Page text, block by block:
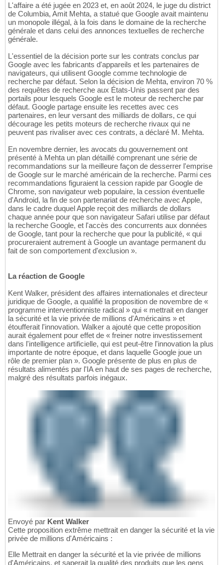
L'affaire a été jugée en 2023 et, en août 2024, le juge du district
de Columbia, Amit Mehta, a statué que Google avait maintenu
un monopole illégal, à la fois dans le domaine de la recherche
générale et dans celui des annonces textuelles de recherche
générale.
L'essentiel de la décision porte sur les contrats conclus par
Google avec les fabricants d'appareils et les partenaires de
navigateurs, qui utilisent Google comme technologie de
recherche par défaut. Selon la décision de Mehta, environ 70 %
des requêtes de recherche aux États-Unis passent par des
portails pour lesquels Google est le moteur de recherche par
défaut. Google partage ensuite les recettes avec ces
partenaires, en leur versant des milliards de dollars, ce qui
décourage les petits moteurs de recherche rivaux qui ne
peuvent pas rivaliser avec ces contrats, a déclaré M. Mehta.
En novembre dernier, les avocats du gouvernement ont
présenté à Mehta un plan détaillé comprenant une série de
recommandations sur la meilleure façon de desserrer l'emprise
de Google sur le marché américain de la recherche. Parmi ces
recommandations figuraient la cession rapide par Google de
Chrome, son navigateur web populaire, la cession éventuelle
d'Android, la fin de son partenariat de recherche avec Apple,
dans le cadre duquel Apple reçoit des milliards de dollars
chaque année pour que son navigateur Safari utilise par défaut
la recherche Google, et l'accès des concurrents aux données
de Google, tant pour la recherche que pour la publicité, « qui
procureraient autrement à Google un avantage permanent du
fait de son comportement d'exclusion ».
La réaction de Google
Kent Walker, président des affaires internationales et directeur
juridique de Google, a qualifié la proposition de novembre de «
programme interventionniste radical » qui « mettrait en danger
la sécurité et la vie privée de millions d'Américains » et
étoufferait l'innovation. Walker a ajouté que cette proposition
aurait également pour effet de « freiner notre investissement
dans l'intelligence artificielle, qui est peut-être l'innovation la plus
importante de notre époque, et dans laquelle Google joue un
rôle de premier plan ». Google présente de plus en plus de
résultats alimentés par l'IA en haut de ses pages de recherche,
malgré des résultats parfois inégaux.
Envoyé par Kent Walker
Cette proposition extrême mettrait en danger la sécurité et la vie
privée de millions d'Américains :
Elle Mettrait en danger la sécurité et la vie privée de millions
d'Américains, et saperait la qualité des produits que les gens